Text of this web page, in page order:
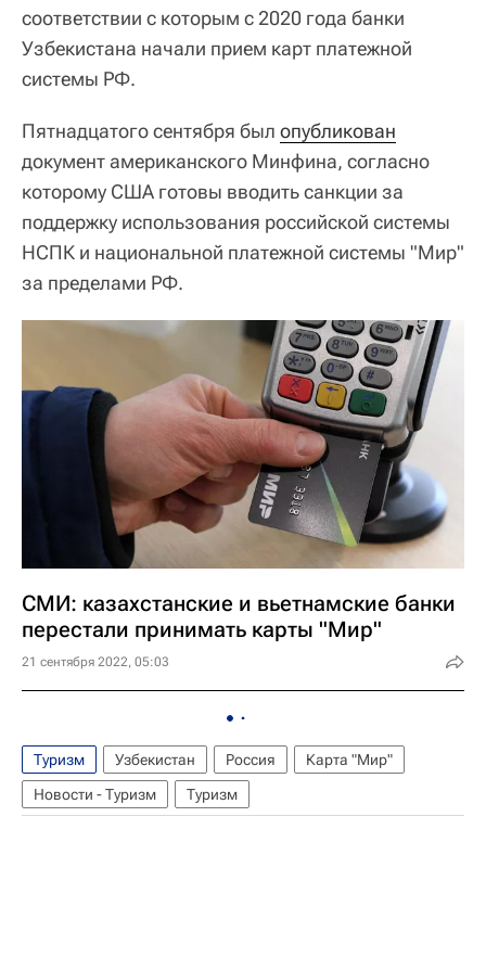
соответствии с которым с 2020 года банки
Узбекистана начали прием карт платежной
системы РФ.
Пятнадцатого сентября был опубликован
документ американского Минфина, согласно
которому США готовы вводить санкции за
поддержку использования российской системы
НСПК и национальной платежной системы "Мир"
за пределами РФ.
СМИ: казахстанские и вьетнамские банки
перестали принимать карты "Мир"
21 сентября 2022, 05:03
Туризм Узбекистан Россия
Карта "Мир"
Новости - Туризм
Туризм